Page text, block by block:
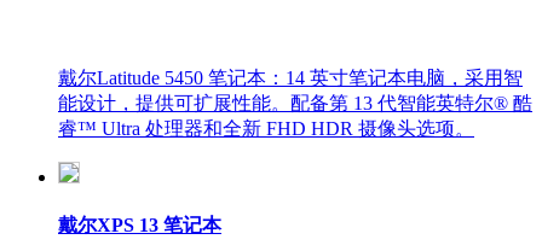
戴尔Latitude 5450 笔记本：14 英寸笔记本电脑，采用智
能设计，提供可扩展性能。配备第 13 代智能英特尔® 酷
睿™ Ultra 处理器和全新 FHD HDR 摄像头选项。
戴尔XPS 13 笔记本